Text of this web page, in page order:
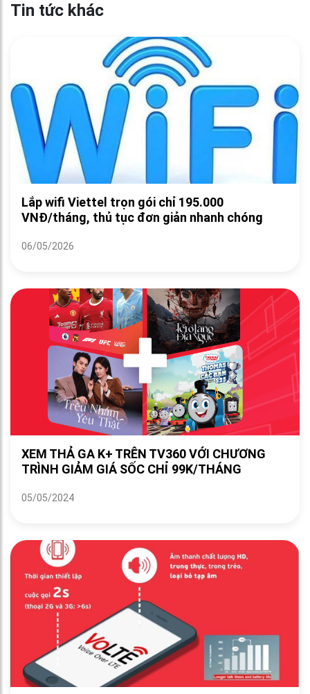
Tin tức khác
Lắp wifi Viettel trọn gói chỉ 195.000
VNĐ/tháng, thủ tục đơn giản nhanh chóng
06/05/2026
XEM THẢ GA K+ TRÊN TV360 VỚI CHƯƠNG
TRÌNH GIẢM GIÁ SỐC CHỈ 99K/THÁNG
05/05/2024